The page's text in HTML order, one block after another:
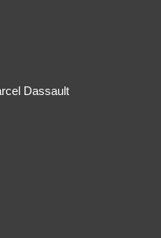
Dassault